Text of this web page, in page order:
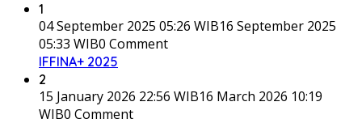
1
04 September 2025 05:26 WIB16 September 2025
05:33 WIB0 Comment
IFFINA+ 2025
2
15 January 2026 22:56 WIB16 March 2026 10:19
WIB0 Comment